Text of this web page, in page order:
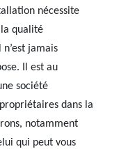
nécessite
qualité
jamais
Il est au
société
dans la
notamment
qui peut vous